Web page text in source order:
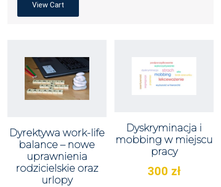
View Cart
Dyrektywa work-life
balance – nowe
uprawnienia
rodzicielskie oraz
urlopy
Dyskryminacja i
mobbing w miejscu
pracy
300 zł